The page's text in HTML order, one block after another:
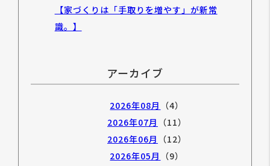
【家づくりは「手取りを増やす」が新常
識。】
アーカイブ
2026年08月 （4）
2026年07月 （11）
2026年06月 （12）
2026年05月 （9）